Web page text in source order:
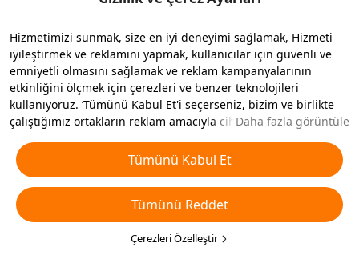
Hizmetimizi sunmak, size en iyi deneyimi sağlamak, Hizmeti
iyileştirmek ve reklamını yapmak, kullanıcılar için güvenli ve
emniyetli olmasını sağlamak ve reklam kampanyalarının
etkinliğini ölçmek için çerezleri ve benzer teknolojileri
kullanıyoruz. ‘Tümünü Kabul Et'i seçerseniz, bizim ve birlikte
çalıştığımız ortakların reklam amacıyla cihazınızda çerezleri ve
Ayrıca, temel olmayan çerezlerin ’Tümünü Reddedebilir' veya
aşağıdaki ’Çerezleri Özelleştir'i tıklayarak veya gizlilik
ayarlarınızda istediğiniz zaman hangi çerez türlerini kabul
etmek veya devre dışı bırakmak istediğinizi seçebilirsiniz. Daha
fazla detay içinÇerezler ve Benzer Teknolojiler Politikamıza
Daha fazla görüntüle
Tümünü Kabul Et
Tümünü Reddet
Çerezleri Özelleştir